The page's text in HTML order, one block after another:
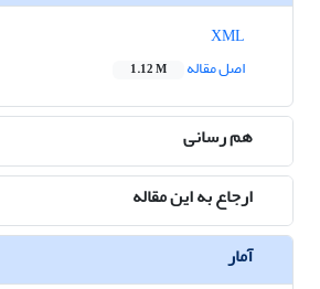
اصل مقاله
1.12 M
هم رسانی
ارجاع به این مقاله
آمار